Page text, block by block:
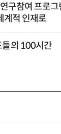
구참여 프로
계적 인재로
들의 100시간